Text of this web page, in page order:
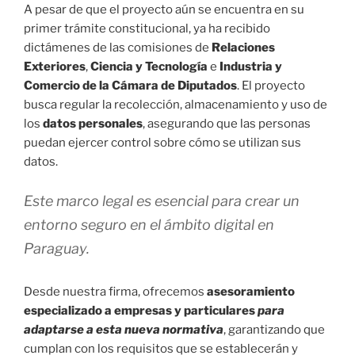
A pesar de que el proyecto aún se encuentra en su
primer trámite constitucional, ya ha recibido
dictámenes de las comisiones de Relaciones
Exteriores,Ciencia y Tecnología e Industria y
Comerciode la Cámara de Diputados. El proyecto
busca regular la recolección, almacenamiento y uso de
los datos personales, asegurando que las personas
puedan ejercer control sobre cómo se utilizan sus
datos.
Este marco legal es esencial para crear un
entorno seguro en el ámbito digital en
Paraguay.
Desde nuestra firma, ofrecemos asesoramiento
especializado a empresas y particularespara
adaptarse a esta nueva normativa, garantizando que
cumplan con los requisitos que se establecerán y